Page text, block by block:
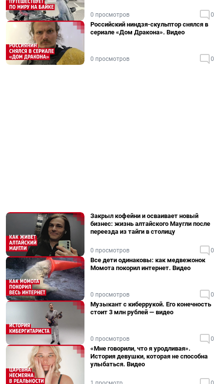
0 просмотров 0
Российский ниндзя-скульптор снялся в
сериале «Дом Дракона». Видео
0 просмотров 0
Закрыл кофейни и осваивает новый
бизнес: жизнь алтайского Маугли после
переезда из тайги в столицу
0 просмотров 0
Все дети одинаковы: как медвежонок
Момота покорил интернет. Видео
0 просмотров 0
Музыкант с киберрукой. Его конечность
стоит 3 млн рублей — видео
0 просмотров 0
«Мне говорили, что я уродливая».
История девушки, которая не способна
улыбаться. Видео